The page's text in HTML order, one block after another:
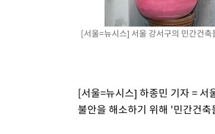
[속보]종합특검, '계엄 수용공간 확보' 신용해
외신들도 주목한 韓축구 파문…"국민적 공분
[서울=뉴시스] 서울 강서구의 민간건
[서울=뉴시스] 하종민 기자 = 서
불안을 해소하기 위해 '민간건